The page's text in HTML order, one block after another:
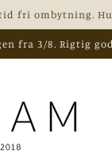
fri ombytning.
fra 3/8. Rigtig